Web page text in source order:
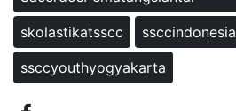
skolastikatsscc
ssccindonesia
ssccyouthyogyakarta